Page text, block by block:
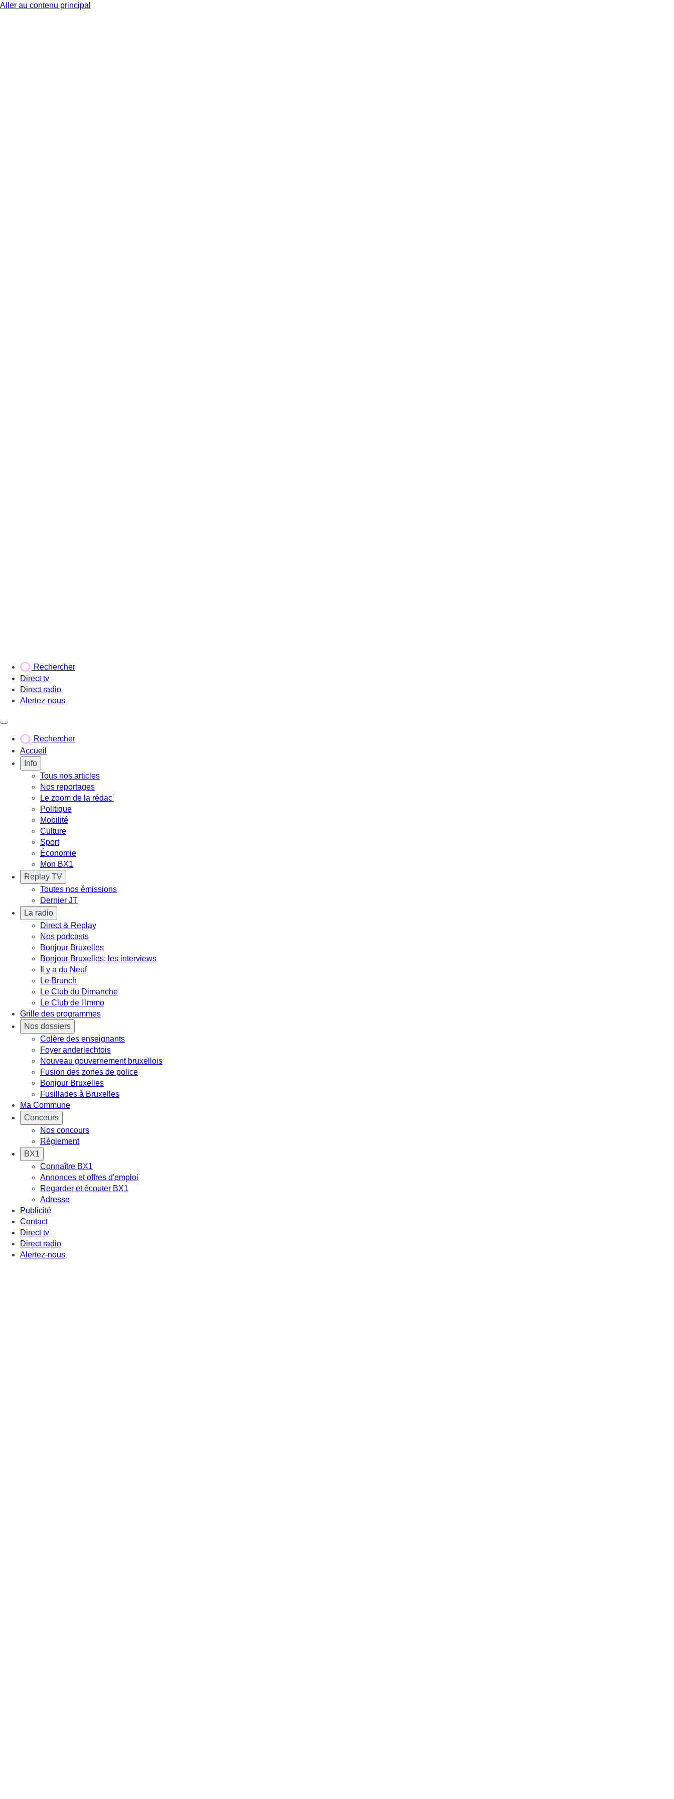
Aller au contenu principal
Rechercher
Direct tv
Direct radio
Alertez-nous
Rechercher
Accueil
Info
Tous nos articles
Nos reportages
Le zoom de la rédac'
Politique
Mobilité
Culture
Sport
Économie
Mon BX1
Replay TV
Toutes nos émissions
Dernier JT
La radio
Direct & Replay
Nos podcasts
Bonjour Bruxelles
Bonjour Bruxelles: les interviews
Il y a du Neuf
Le Brunch
Le Club du Dimanche
Le Club de l'Immo
Grille des programmes
Nos dossiers
Colère des enseignants
Foyer anderlechtois
Nouveau gouvernement bruxellois
Fusion des zones de police
Bonjour Bruxelles
Fusillades à Bruxelles
Ma Commune
Concours
Nos concours
Règlement
BX1
Connaître BX1
Annonces et offres d'emploi
Regarder et écouter BX1
Adresse
Publicité
Contact
Direct tv
Direct radio
Alertez-nous